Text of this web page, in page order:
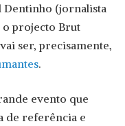
Dentinho (jornalista
o projecto Brut
ser, precisamente,
.
evento que
de referência e